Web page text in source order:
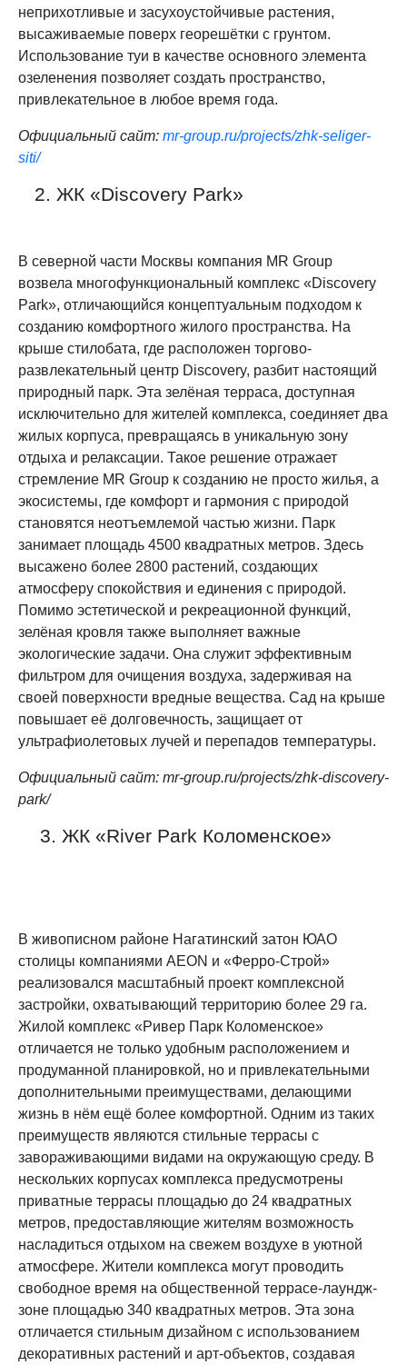
неприхотливые и засухоустойчивые растения,
высаживаемые поверх георешётки с грунтом.
Использование туи в качестве основного элемента
озеленения позволяет создать пространство,
привлекательное в любое время года.
Официальный сайт: mr-group.ru/projects/zhk-seliger-
siti/
2. ЖК «Discovery Park»
В северной части Москвы компания MR Group
возвела многофункциональный комплекс «Discovery
Park», отличающийся концептуальным подходом к
созданию комфортного жилого пространства. На
крыше стилобата, где расположен торгово-
развлекательный центр Discovery, разбит настоящий
природный парк. Эта зелёная терраса, доступная
исключительно для жителей комплекса, соединяет два
жилых корпуса, превращаясь в уникальную зону
отдыха и релаксации. Такое решение отражает
стремление MR Group к созданию не просто жилья, а
экосистемы, где комфорт и гармония с природой
становятся неотъемлемой частью жизни. Парк
занимает площадь 4500 квадратных метров. Здесь
высажено более 2800 растений, создающих
атмосферу спокойствия и единения с природой.
Помимо эстетической и рекреационной функций,
зелёная кровля также выполняет важные
экологические задачи. Она служит эффективным
фильтром для очищения воздуха, задерживая на
своей поверхности вредные вещества. Сад на крыше
повышает её долговечность, защищает от
ультрафиолетовых лучей и перепадов температуры.
Официальный сайт: mr-group.ru/projects/zhk-discovery-
park/
3. ЖК «River Park Коломенское»
В живописном районе Нагатинский затон ЮАО
столицы компаниями AEON и «Ферро-Строй»
реализовался масштабный проект комплексной
застройки, охватывающий территорию более 29 га.
Жилой комплекс «Ривер Парк Коломенское»
отличается не только удобным расположением и
продуманной планировкой, но и привлекательными
дополнительными преимуществами, делающими
жизнь в нём ещё более комфортной. Одним из таких
преимуществ являются стильные террасы с
завораживающими видами на окружающую среду. В
нескольких корпусах комплекса предусмотрены
приватные террасы площадью до 24 квадратных
метров, предоставляющие жителям возможность
насладиться отдыхом на свежем воздухе в уютной
атмосфере. Жители комплекса могут проводить
свободное время на общественной террасе-лаундж-
зоне площадью 340 квадратных метров. Эта зона
отличается стильным дизайном с использованием
декоративных растений и арт-объектов, создавая